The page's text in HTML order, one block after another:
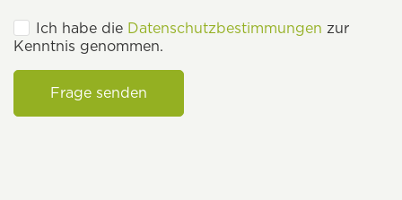
Ich habe die Datenschutzbestimmungen zur
Kenntnis genommen.
Frage senden